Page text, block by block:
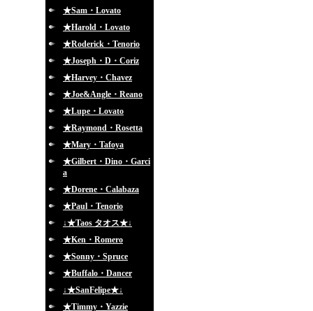
★Sam・Lovato
★Harold・Lovato
★Roderick・Tenorio
★Joseph・D・Coriz
★Harvey・Chavez
★Joe&Angle・Reano
★Lupe・Lovato
★Raymond・Rosetta
★Mary・Tafoya
★Gilbert・Dino・Garci
a
★Dorene・Calabaza
★Paul・Tenorio
↓★Taos タオス★↓
★Ken・Romero
★Sonny・Spruce
★Buffalo・Dancer
↓★SanFelipe★↓
★Timmy・Yazzie